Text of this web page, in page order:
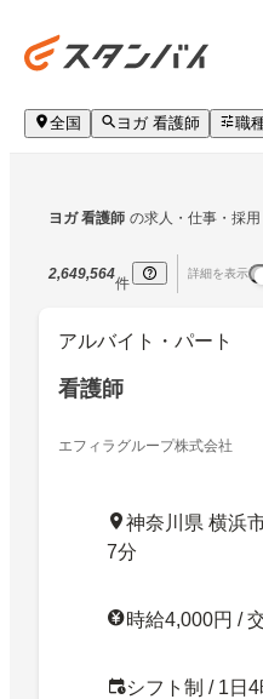
全国 ヨガ 看護師 職
ヨガ 看護師 の求人・仕事・採用
2,649,564
件
詳細を表示
アルバイト・パート
看護師
エフィラグループ株式会社
神奈川県 横浜
7分
時給4,000円 /
シフト制 / 1日